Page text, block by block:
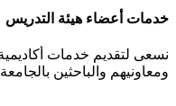
خدمات أعضاء هيئة التدريس
نسعى لتقديم خدمات
ومعاونيهم والباحثين